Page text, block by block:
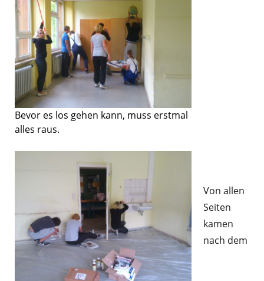
Bevor es los gehen kann, muss erstmal
alles raus.
Von allen
Seiten
kamen
nach dem